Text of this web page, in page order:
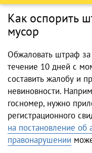
Как оспорить
мусор
Обжаловать штраф
течение 10 дней с
составить жалобу и
невиновности.
госномер, нужно
регистрационного
на постановление об
правонарушении